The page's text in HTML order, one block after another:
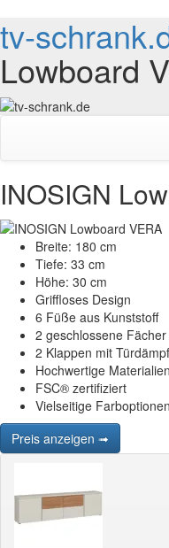
tv-
Lowboard
INOSIGN
Breite: 180 cm
Tiefe: 33 cm
Höhe: 30 cm
Griffloses Design
6 Füße aus Kunststoff
2 geschlossene Fächer
2 Klappen mit
Hochwertige Materialien
FSC® zertifiziert
Vielseitige Farboptionen
Preis anzeigen ➟